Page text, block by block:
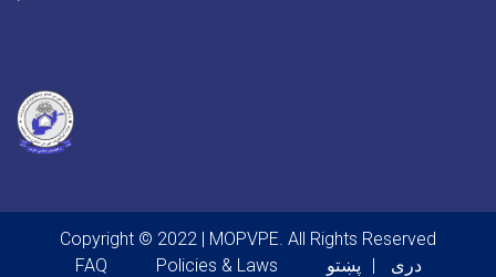
Copyright © 2022 | MOPVPE. All Rights Reserved
Footer menu
FAQ Policies & Laws پښتو دری